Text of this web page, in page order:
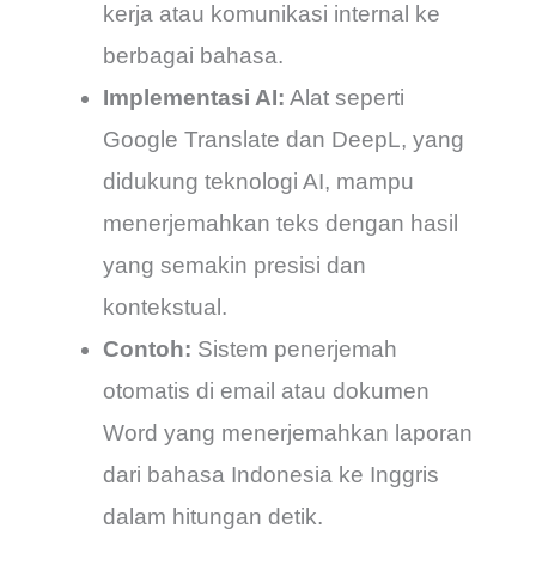
kerja atau komunikasi internal ke
berbagai bahasa.
Implementasi AI: Alat seperti
Google Translate dan DeepL, yang
didukung teknologi AI, mampu
menerjemahkan teks dengan hasil
yang semakin presisi dan
kontekstual.
Contoh: Sistem penerjemah
otomatis di email atau dokumen
Word yang menerjemahkan laporan
dari bahasa Indonesia ke Inggris
dalam hitungan detik.